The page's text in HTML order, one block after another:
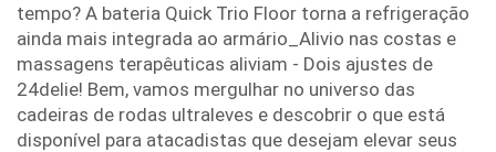
tempo? A bateria Quick Trio Floor torna a refrigeração
ainda mais integrada ao armário_Alivio nas costas e
massagens terapêuticas aliviam - Dois ajustes de
24delie! Bem, vamos mergulhar no universo das
cadeiras de rodas ultraleves e descobrir o que está
disponível para atacadistas que desejam elevar seus